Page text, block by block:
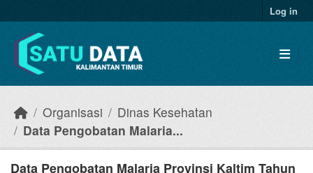
Log in
Organisasi
Dinas Kesehatan
Data Pengobatan Malaria...
Data Pengobatan Malaria Provinsi Kaltim Tahun